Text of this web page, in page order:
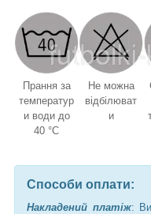
Прання за
температур
и води до
40 °C
Не можна
відбілюват
и
Способи оплати:
Накладений платіж: